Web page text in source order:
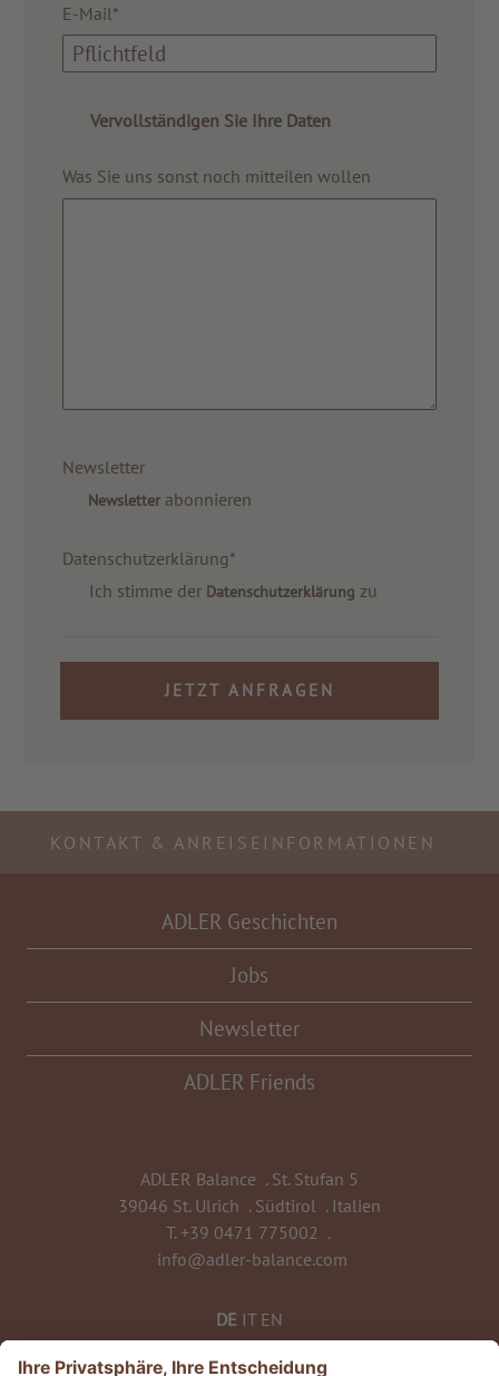
E-Mail*
Vervollständigen Sie Ihre Daten
Was Sie uns sonst noch mitteilen wollen
Newsletter
Newsletter abonnieren
Datenschutzerklärung*
Ich stimme der Datenschutzerklärung zu
JETZT ANFRAGEN
KONTAKT & ANREISEINFORMATIONEN
ADLER Geschichten
Jobs
Newsletter
ADLER Friends
ADLER Balance . St. Stufan 5
39046 St. Ulrich . Südtirol . Italien
T. +39 0471 775002 .
info@adler-balance.com
DE IT EN